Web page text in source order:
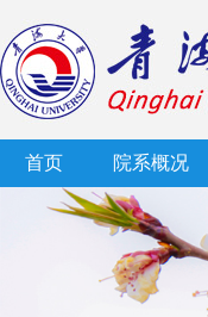
首页 院系概况